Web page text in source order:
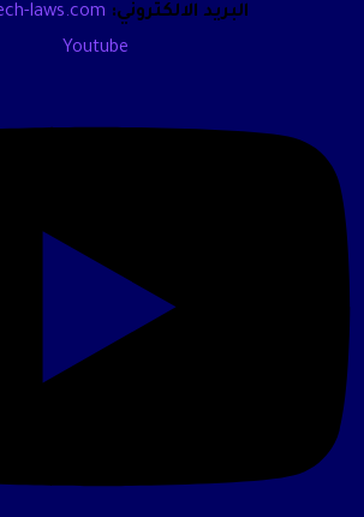
البريد الالكتروني: laws.com
Youtube